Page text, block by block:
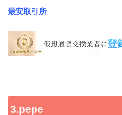
最安取引所
3.pepe